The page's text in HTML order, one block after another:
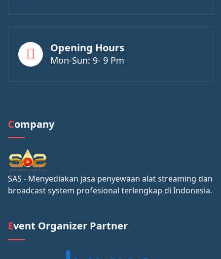
Opening Hours
Mon-Sun: 9- 9 Pm
Company
SAS - Menyediakan jasa penyewaan alat streaming dan
broadcast system profesional terlengkap di Indonesia.
Event Organizer Partner